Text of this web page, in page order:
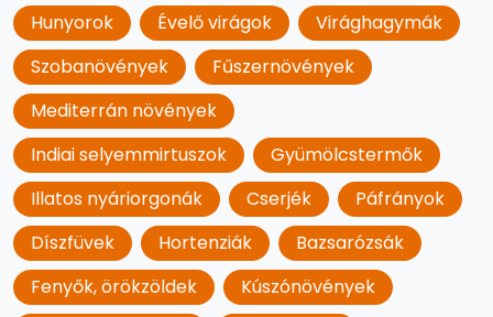
Hunyorok
Évelő virágok
Virághagymák
Szobanövények
Fűszernövények
Mediterrán növények
Indiai selyemmirtuszok
Gyümölcstermők
Illatos nyáriorgonák
Cserjék
Páfrányok
Díszfüvek
Hortenziák
Bazsarózsák
Fenyők, örökzöldek
Kúszónövények